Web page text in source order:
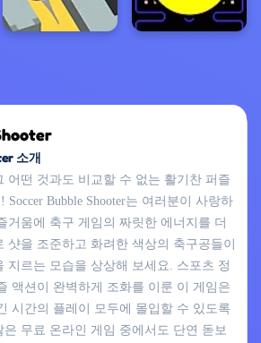
소개
어떤 것과도 비교할 수 없는 활기찬 퍼즐
Bubble Shooter는 여러분이 사랑하
거움에 축구 게임의 짜릿한 에너지를 더
샷을 조준하고 화려한 색상의 축구공들이
지르는 모습을 상상해 보세요. 스포츠 정
액션이 완벽하게 조화를 이룬 이 게임은
시간의 플레이 모두에 몰입할 수 있도록
무료 온라인 게임 중에서도 단연 돋보